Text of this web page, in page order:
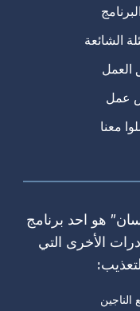
الشائعة
العمل
عمل
معنا
هو احد برنامج
الأخرى التي